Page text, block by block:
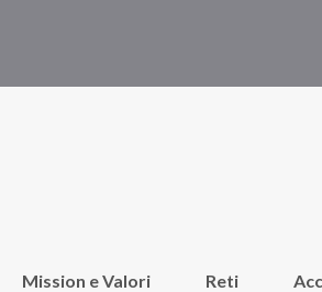
Mission e Valori Reti